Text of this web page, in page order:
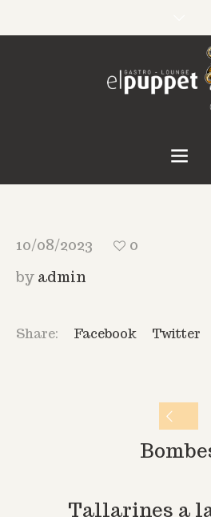
10/08/2023
0
by admin
Share: Facebook Twitter
Tallarines a